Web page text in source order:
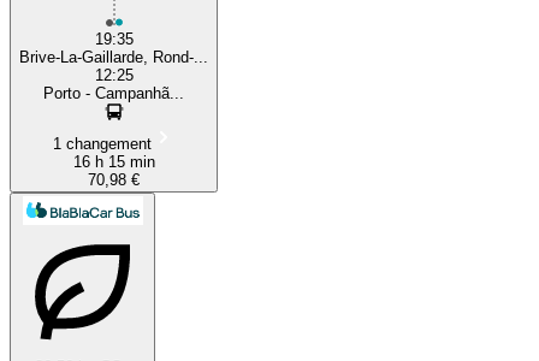
19:35
Brive-La-Gaillarde, Rond-...
12:25
Porto - Campanhã...
1 changement
16 h 15 min
70,98 €